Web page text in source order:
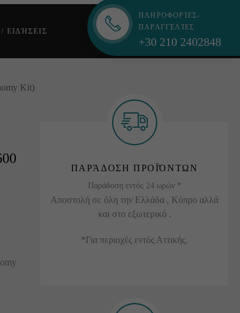
ΕΙΔΉΣΕΙΣ
ΠΛΗΡΟΦΟΡΊΕΣ-
ΠΑΡΑΓΓΕΛΊΕΣ
+30 210 2402848
Kit)
ΠΑΡΆΔΟΣΗ ΠΡΟΪΌΝΤΩΝ
Παράδοση εντός 24 ωρών *
Αποστολή σε όλη την Ελλάδα , Κύπρο αλλά
και στο εξωτερικό .
*Για περιοχές εντός Αττικής.